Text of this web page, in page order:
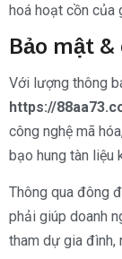
hoá hoạt cồn của
Bảo mật
Với lượng thông
https://
công nghệ mã
bạo hung tàn liệu
Thông qua đông
phải giúp doanh
tham dự gia đình,